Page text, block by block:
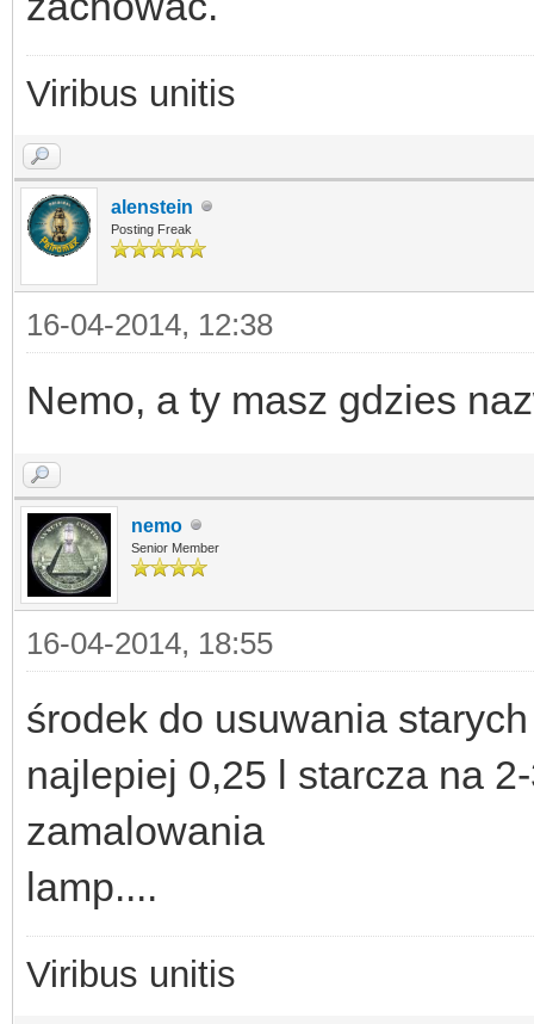
Viribus unitis
alenstein
Posting Freak
16-04-2014, 12:38
Nemo, a ty masz gdzies
nemo
Senior Member
16-04-2014, 18:55
środek do usuwania starych
najlepiej 0,25 l starcza na
zamalowania
lamp....
Viribus unitis